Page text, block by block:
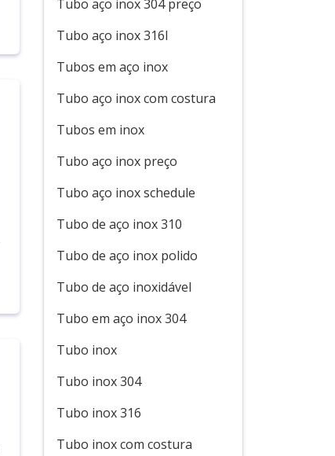
Tubo aço inox 304 preço
Tubo aço inox 316l
Tubos em aço inox
Tubo aço inox com costura
Tubos em inox
Tubo aço inox preço
Tubo aço inox schedule
Tubo de aço inox 310
Tubo de aço inox polido
Tubo de aço inoxidável
Tubo em aço inox 304
Tubo inox
Tubo inox 304
Tubo inox 316
Tubo inox com costura